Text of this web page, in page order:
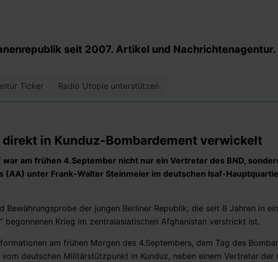
seit 2007. Artikel und Nachrichtenagentur.
Ticker Radio Utopie unterstützen
in Kunduz-Bombardement verwickelt
am frühen 4.September nicht nur ein Vertreter des BND,
unter Frank-Walter Steinmeier im deutschen Isaf-
der jungen Berliner Republik, die seit 8 Jahren in
begonnenen Krieg im zentralasiatischen Afghanistan verstrickt ist.
am frühen Morgen des 4.Septembers, dem Tag des
deutschen Militärstützpunkt in Kunduz, neben einem Vertreter der